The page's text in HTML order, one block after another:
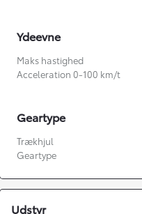
Ydeevne
Maks hastighed
Acceleration 0-100 km/t
Geartype
Trækhjul
Geartype
Udstyr